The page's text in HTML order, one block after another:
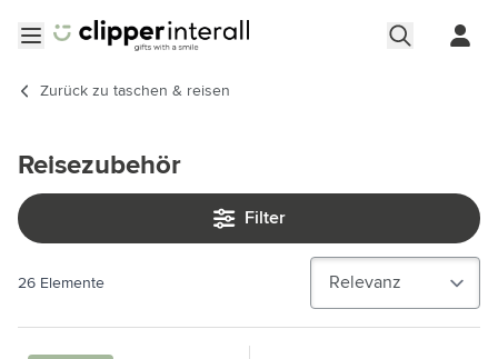
Zurück zu taschen & reisen
Reisezubehör
Filter
26 Elemente